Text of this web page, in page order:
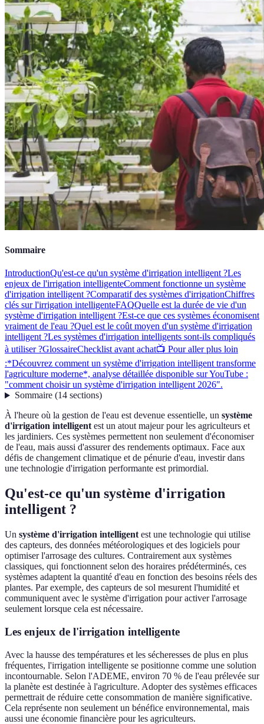
Sommaire
IntroductionQu'est-ce qu'un système d'irrigation intelligent ?Les
enjeux de l'irrigation intelligenteComment fonctionne un système
d'irrigation intelligent ?Comparatif des systèmes d'irrigationChiffres
clés sur l'irrigation intelligenteFAQQuelle est la durée de vie d'un
système d'irrigation intelligent ?Est-ce que ces systèmes économisent
vraiment de l'eau ?Quel est le coût moyen d'un système d'irrigation
intelligent ?Les systèmes d'irrigation intelligents sont-ils compliqués
à utiliser ?GlossaireChecklist avant achat📺 Pour aller plus loin
:*Découvrez comment un système d'irrigation intelligent transforme
l'agriculture moderne*, analyse détaillée disponible sur YouTube :
"comment choisir un système d'irrigation intelligent 2026".
Sommaire(14 sections)
À l'heure où la gestion de l'eau est devenue essentielle, un système
d'irrigation intelligentest un atout majeur pour les agriculteurs et
les jardiniers. Ces systèmes permettent non seulement d'économiser
de l'eau, mais aussi d'assurer des rendements optimaux. Face aux
défis de changement climatique et de pénurie d'eau, investir dans
une technologie d'irrigation performante est primordial.
Qu'est-ce qu'un système d'irrigation
intelligent ?
Un système d'irrigation intelligent est une technologie qui utilise
des capteurs, des données météorologiques et des logiciels pour
optimiser l'arrosage des cultures. Contrairement aux systèmes
classiques, qui fonctionnent selon des horaires prédéterminés, ces
systèmes adaptent la quantité d'eau en fonction des besoins réels des
plantes. Par exemple, des capteurs de sol mesurent l'humidité et
communiquent avec le système d'irrigation pour activer l'arrosage
seulement lorsque cela est nécessaire.
Les enjeux de l'irrigation intelligente
Avec la hausse des températures et les sécheresses de plus en plus
fréquentes, l'irrigation intelligente se positionne comme une solution
incontournable. Selon l'ADEME, environ 70 % de l'eau prélevée sur
la planète est destinée à l'agriculture. Adopter des systèmes efficaces
permettrait de réduire cette consommation de manière significative.
Cela représente non seulement un bénéfice environnemental, mais
aussi une économie financière pour les agriculteurs.